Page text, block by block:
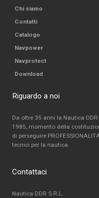
Chi siamo
Contatti
Catalogo
Navpower
Navprotect
Download
Riguardo a noi
Da oltre 35 anni la Nautica
1985, momento della
di perseguire
tecnici per la nautica.
Contattaci
Nautica DDR S.R.L.